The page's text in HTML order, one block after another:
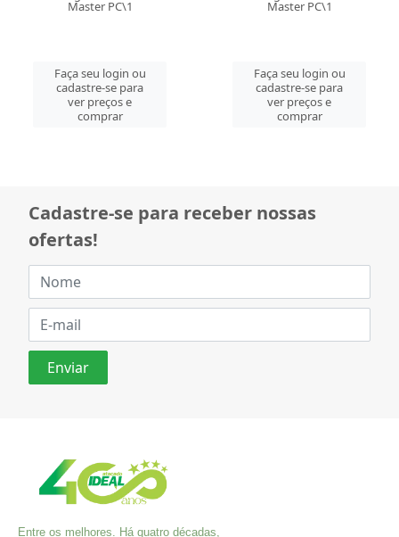
Master PC\1
Faça seu login ou
cadastre-se para
ver preços e
comprar
Master PC\1
Faça seu login ou
cadastre-se para
ver preços e
comprar
Cadastre-se para receber nossas
ofertas!
Entre os melhores. Há quatro décadas,